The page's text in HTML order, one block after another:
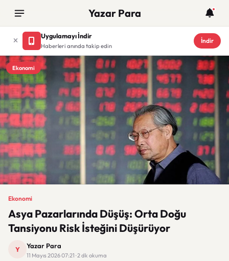
Yazar Para
Uygulamayı İndir
Haberleri anında takip edin
İndir
Ekonomi
Ekonomi
Asya Pazarlarında Düşüş: Orta Doğu
Tansiyonu Risk İsteğini Düşürüyor
Y Yazar Para
11 Mayıs 2026 07:21 · 2 dk okuma